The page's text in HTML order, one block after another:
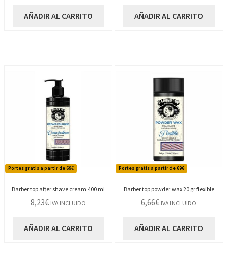
AÑADIR AL CARRITO AÑADIR AL CARRITO
Portes gratis a partir de 69€
Barber top after shave cream 400 ml
8,23€ IVA INCLUIDO
AÑADIR AL CARRITO
Portes gratis a partir de 69€
Barber top powder wax 20 gr flexible
6,66€ IVA INCLUIDO
AÑADIR AL CARRITO